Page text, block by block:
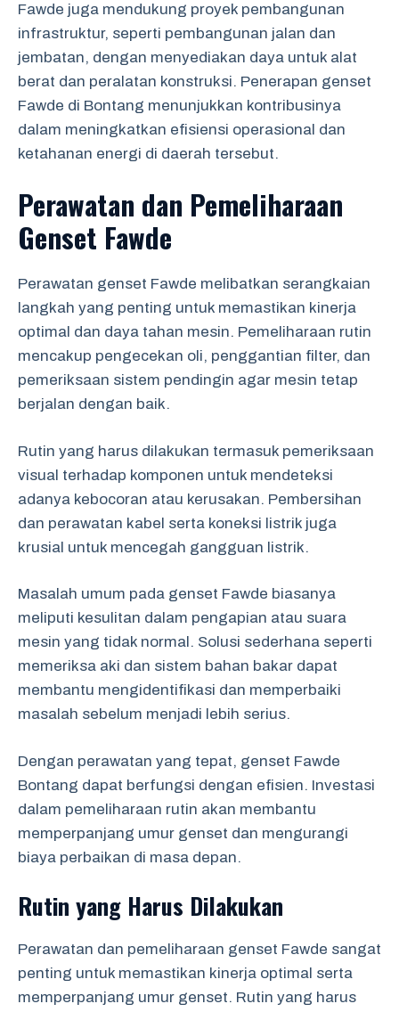
Fawde juga mendukung proyek pembangunan
infrastruktur, seperti pembangunan jalan dan
jembatan, dengan menyediakan daya untuk alat
berat dan peralatan konstruksi. Penerapan genset
Fawde di Bontang menunjukkan kontribusinya
dalam meningkatkan efisiensi operasional dan
ketahanan energi di daerah tersebut.
Perawatan dan Pemeliharaan
Genset Fawde
Perawatan genset Fawde melibatkan serangkaian
langkah yang penting untuk memastikan kinerja
optimal dan daya tahan mesin. Pemeliharaan rutin
mencakup pengecekan oli, penggantian filter, dan
pemeriksaan sistem pendingin agar mesin tetap
berjalan dengan baik.
Rutin yang harus dilakukan termasuk pemeriksaan
visual terhadap komponen untuk mendeteksi
adanya kebocoran atau kerusakan. Pembersihan
dan perawatan kabel serta koneksi listrik juga
krusial untuk mencegah gangguan listrik.
Masalah umum pada genset Fawde biasanya
meliputi kesulitan dalam pengapian atau suara
mesin yang tidak normal. Solusi sederhana seperti
memeriksa aki dan sistem bahan bakar dapat
membantu mengidentifikasi dan memperbaiki
masalah sebelum menjadi lebih serius.
Dengan perawatan yang tepat, genset Fawde
Bontang dapat berfungsi dengan efisien. Investasi
dalam pemeliharaan rutin akan membantu
memperpanjang umur genset dan mengurangi
biaya perbaikan di masa depan.
Rutin yang Harus Dilakukan
Perawatan dan pemeliharaan genset Fawde sangat
penting untuk memastikan kinerja optimal serta
memperpanjang umur genset. Rutin yang harus